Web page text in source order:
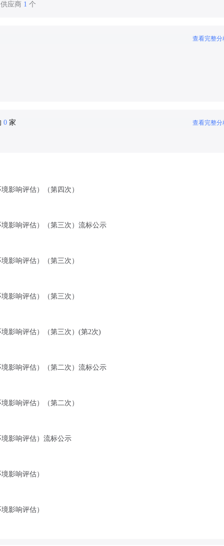
应商 1 个
查看完整分
0 家 查看完整分
影响评估）（第四次）
影响评估）（第三次）流标公示
影响评估）（第三次）
影响评估）（第三次）
影响评估）（第三次）(第2次)
影响评估）（第二次）流标公示
影响评估）（第二次）
影响评估）流标公示
影响评估）
影响评估）